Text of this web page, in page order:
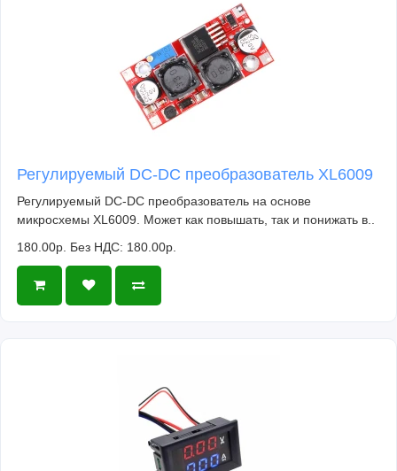
Регулируемый DC-DC преобразователь XL6009
Регулируемый DC-DC преобразователь на основе
микросхемы XL6009. Может как повышать, так и понижать в..
180.00р. Без НДС: 180.00р.